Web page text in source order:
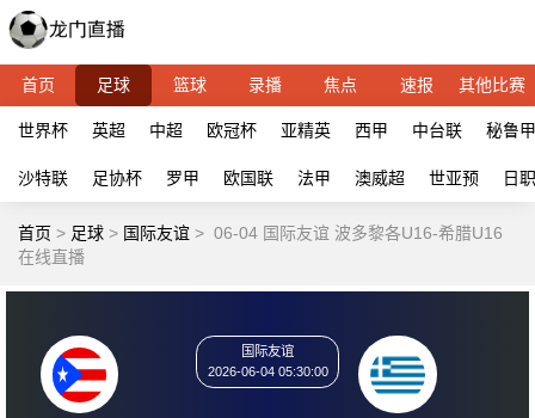
首页 足球 篮球 录播 焦点 速报 其他比赛
世界杯 英超 中超 欧冠杯 亚精英 西甲 中台联 秘鲁甲
沙特联 足协杯 罗甲 欧国联 法甲 澳威超 世亚预 日
首页 > 足球 > 国际友谊 > 06-04 国际友谊 波多黎各U16-希腊U16
在线直播